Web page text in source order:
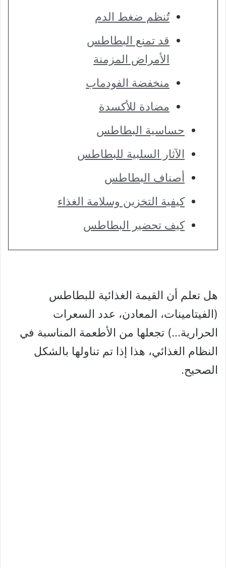
تُنظم ضغط الدم
قد تمنع البطاطس
الأمراض المزمنة
منخفضة الفودماب
مضادة للأكسدة
حساسية البطاطس
الآثار السلبية للبطاطس
أصناف البطاطس
كيفية التخزين وسلامة الغذاء
كيف تحضير البطاطس
هل تعلم أن القيمة الغذائية للبطاطس
(الفيتامينات، المعادن، عدد السعرات
الحرارية…) تجعلها من الأطعمة المناسبة في
النظام الغذائي، هذا إذا تم تناولها بالشكل
الصحيح.